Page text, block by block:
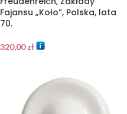
Fajansu „Koło”, Polska, lata
70.
320,00zł